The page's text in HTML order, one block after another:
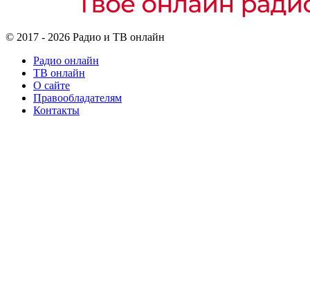
© 2017 - 2026 Радио и ТВ онлайн
Радио онлайн
ТВ онлайн
О сайте
Правообладателям
Контакты